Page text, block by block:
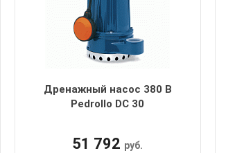
Дренажный насос 380 В
Pedrollo DC 30
51 792 руб.